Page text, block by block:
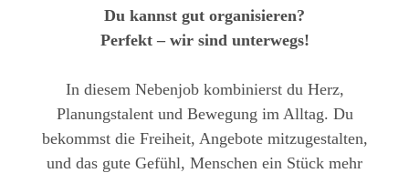
Du kannst gut organisieren?
Perfekt – wir sind unterwegs!
In diesem Nebenjob kombinierst du Herz,
Planungstalent und Bewegung im Alltag. Du
bekommst die Freiheit, Angebote mitzugestalten,
und das gute Gefühl, Menschen ein Stück mehr